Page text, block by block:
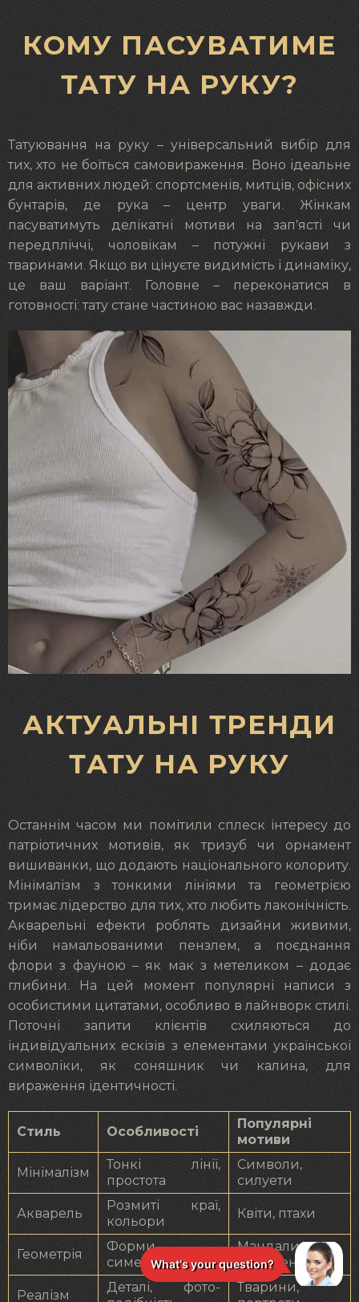
КОМУ ПАСУВАТИМЕ
ТАТУ НА РУКУ?
Татуювання на руку – універсальний вибір для
тих, хто не боїться самовираження. Воно ідеальне
для активних людей: спортсменів, митців, офісних
бунтарів, де рука – центр уваги. Жінкам
пасуватимуть делікатні мотиви на зап’ясті чи
передпліччі, чоловікам – потужні рукави з
тваринами. Якщо ви цінуєте видимість і динаміку,
це ваш варіант. Головне – переконатися в
готовності: тату стане частиною вас назавжди.
АКТУАЛЬНІ ТРЕНДИ
ТАТУ НА РУКУ
Останнім часом ми помітили сплеск інтересу до
патріотичних мотивів, як тризуб чи орнамент
вишиванки, що додають національного колориту.
Мінімалізм з тонкими лініями та геометрією
тримає лідерство для тих, хто любить лаконічність.
Акварельні ефекти роблять дизайни живими,
ніби намальованими пензлем, а поєднання
флори з фауною – як мак з метеликом – додає
глибини. На цей момент популярні написи з
особистими цитатами, особливо в лайнворк стилі.
Поточні запити клієнтів схиляються до
індивідуальних ескізів з елементами української
символіки, як соняшник чи калина, для
вираження ідентичності.
Стиль Особливості
Популярні
мотиви
Мінімалізм
Тонкі лінії,
простота
Символи,
силуети
Акварель
Розмиті краї,
кольори
Квіти, птахи
Геометрія
Форми,
симетрія
Мандали,
орнаменти
Реалізм
Деталі, фото-
Тварини,